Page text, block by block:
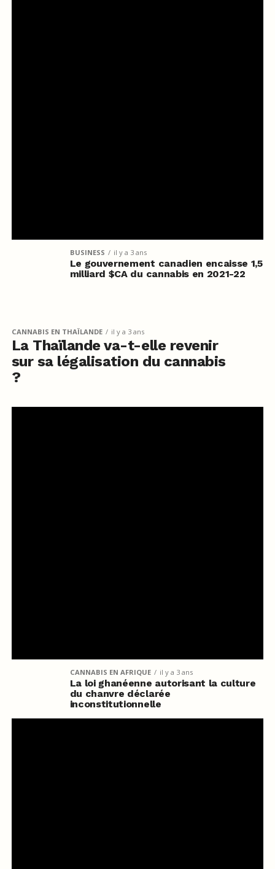
BUSINESS il y a 3 ans
Le gouvernement canadien encaisse 1,5
milliard $CA du cannabis en 2021-22
CANNABIS EN THAÏLANDE il y a 3 ans
La Thaïlande va-t-elle revenir
sur sa légalisation du cannabis
?
CANNABIS EN AFRIQUE il y a 3 ans
La loi ghanéenne autorisant la culture
du chanvre déclarée
inconstitutionnelle